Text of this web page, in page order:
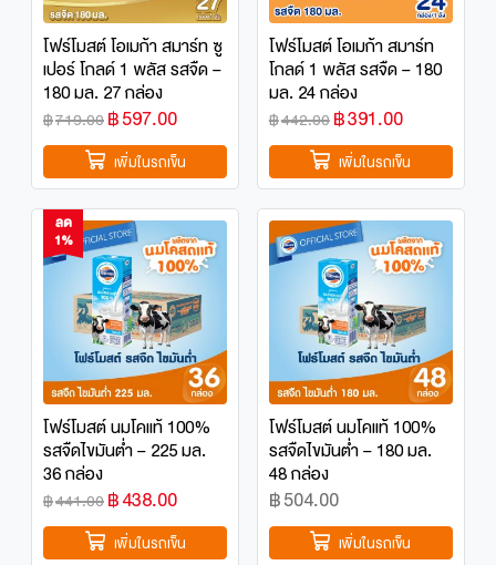
โฟร์โมสต์ โอเมก้า สมาร์ท ซู
เปอร์ โกลด์ 1 พลัส รสจืด –
180 มล. 27 กล่อง
฿719.00฿597.00
เพิ่มในรถเข็น
โฟร์โมสต์ โอเมก้า สมาร์ท
โกลด์ 1 พลัส รสจืด – 180
มล. 24 กล่อง
฿442.00฿391.00
เพิ่มในรถเข็น
ลด
1%
โฟร์โมสต์ นมโคแท้ 100%
รสจืดไขมันต่ำ – 225 มล.
36 กล่อง
฿441.00฿438.00
เพิ่มในรถเข็น
โฟร์โมสต์ นมโคแท้ 100%
รสจืดไขมันต่ำ – 180 มล.
48 กล่อง
฿504.00
เพิ่มในรถเข็น